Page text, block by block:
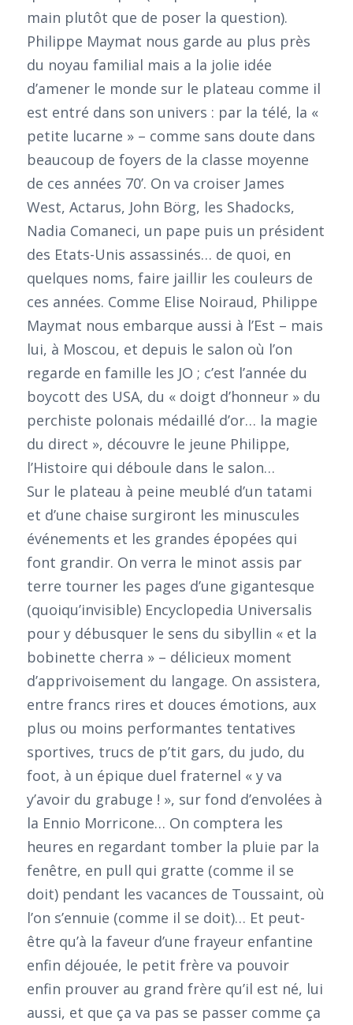
main plutôt que de poser la question).
Philippe Maymat nous garde au plus près
du noyau familial mais a la jolie idée
d’amener le monde sur le plateau comme il
est entré dans son univers : par la télé, la «
petite lucarne » – comme sans doute dans
beaucoup de foyers de la classe moyenne
de ces années 70’. On va croiser James
West, Actarus, John Börg, les Shadocks,
Nadia Comaneci, un pape puis un président
des Etats-Unis assassinés… de quoi, en
quelques noms, faire jaillir les couleurs de
ces années. Comme Elise Noiraud, Philippe
Maymat nous embarque aussi à l’Est – mais
lui, à Moscou, et depuis le salon où l’on
regarde en famille les JO ; c’est l’année du
boycott des USA, du « doigt d’honneur » du
perchiste polonais médaillé d’or… la magie
du direct », découvre le jeune Philippe,
l’Histoire qui déboule dans le salon…
Sur le plateau à peine meublé d’un tatami
et d’une chaise surgiront les minuscules
événements et les grandes épopées qui
font grandir. On verra le minot assis par
terre tourner les pages d’une gigantesque
(quoiqu’invisible) Encyclopedia Universalis
pour y débusquer le sens du sibyllin « et la
bobinette cherra » – délicieux moment
d’apprivoisement du langage. On assistera,
entre francs rires et douces émotions, aux
plus ou moins performantes tentatives
sportives, trucs de p’tit gars, du judo, du
foot, à un épique duel fraternel « y va
y’avoir du grabuge ! », sur fond d’envolées à
la Ennio Morricone… On comptera les
heures en regardant tomber la pluie par la
fenêtre, en pull qui gratte (comme il se
doit) pendant les vacances de Toussaint, où
l’on s’ennuie (comme il se doit)… Et peut-
être qu’à la faveur d’une frayeur enfantine
enfin déjouée, le petit frère va pouvoir
enfin prouver au grand frère qu’il est né, lui
aussi, et que ça va pas se passer comme ça